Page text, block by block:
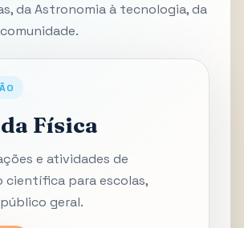
da Astronomia à tecnologia, da
Física
e atividades de
científica para escolas,
geral.